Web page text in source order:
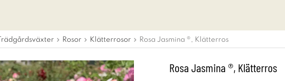
Trädgårdsväxter Rosor Klätterrosor Rosa Jasmina ®, Klätterros
Rosa Jasmina ®, Klätterros